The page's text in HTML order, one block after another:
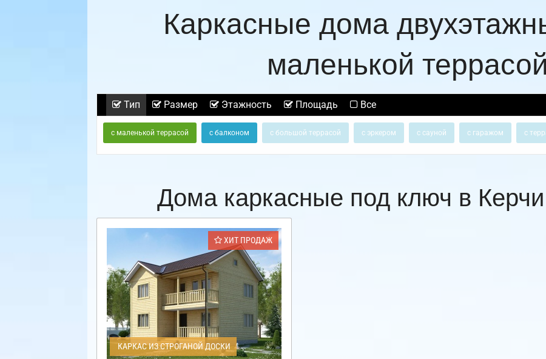
Каркасные дома
маленькой террасой
Тип Размер Этажность Площадь Все
с маленькой террасой с балконом с большой террасой с эркером с сауной с гаражом с
Дома каркасные под ключ в
ХИТ ПРОДАЖ
КАРКАС ИЗ СТРОГАНОЙ ДОСКИ